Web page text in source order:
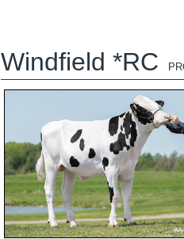
Windfield *RC